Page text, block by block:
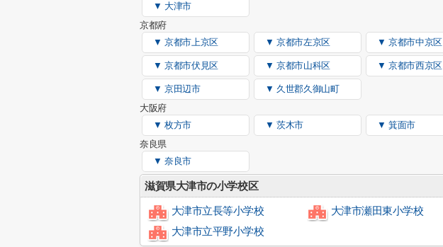
▼ 大津市
京都府
▼ 京都市上京区
▼ 京都市左京区 ▼ 京都市中京区
▼ 京都市伏見区 ▼ 京都市山科区 ▼ 京都市西京区
▼ 京田辺市
▼ 久世郡久御山町
大阪府
▼ 枚方市
▼ 茨木市
▼ 箕面市
奈良県
▼ 奈良市
滋賀県大津市の小学校区
大津市立長等小学校 大津市瀬田東小学校
大津市立平野小学校